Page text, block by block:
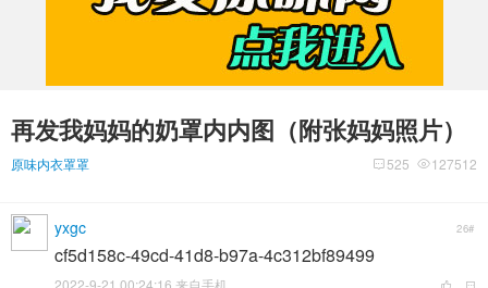
再发我妈妈的奶罩内内图（附张妈妈照片）
原味内衣罩罩 127512
525
yxgc 26#
cf5d158c-49cd-41d8-b97a-4c312bf89499
2022-9-21 00:24:16 来自手机